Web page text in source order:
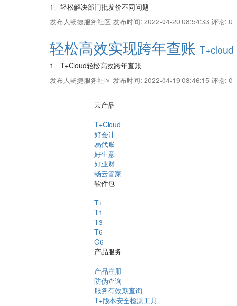
1、轻松解决部门批发价不同问题
发布人畅捷服务社区 发布时间: 2022-04-20 08:54:33 评论: 0
轻松高效实现跨年查账 T+cloud
1、T+Cloud轻松高效跨年查账
发布人畅捷服务社区 发布时间: 2022-04-19 08:46:15 评论: 0
云产品
T+Cloud
好会计
易代账
好生意
好业财
畅云管家
软件包
T+
T1
T3
T6
G6
产品服务
产品注册
防伪查询
服务有效期查询
T+版本安全检测工具